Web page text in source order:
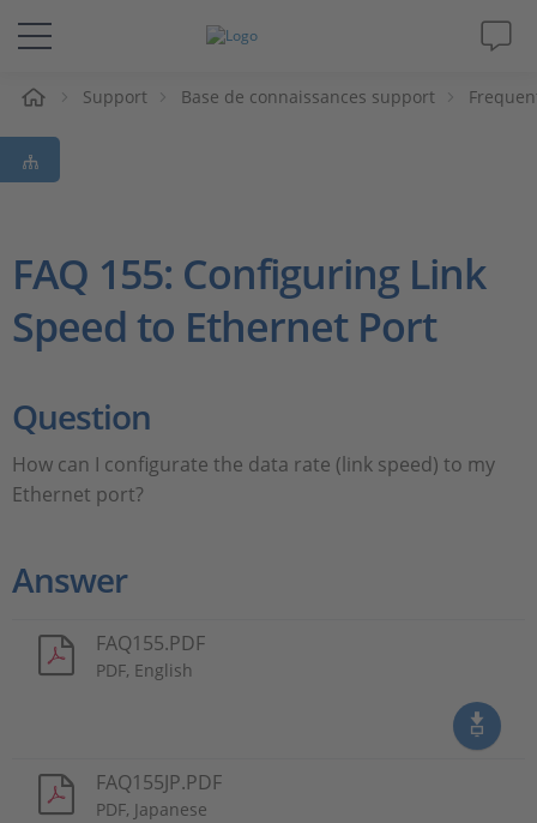
Solutions & Produits
Support
Société
Support Base de connaissances support
FAQ 155: Configuring Link
Speed to Ethernet Port
Question
How can I configurate the data rate (link speed) to my
Ethernet port?
Answer
FAQ155.PDF
PDF, English
FAQ155JP.PDF
PDF, Japanese